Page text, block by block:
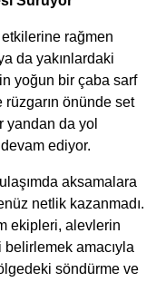
etkilerine rağmen
da yakınlardaki
yoğun bir çaba sarf
rüzgarın önünde set
yandan da yol
ediyor.
aksamalara
netlik kazanmadı.
ekipleri, alevlerin
amacıyla
söndürme ve